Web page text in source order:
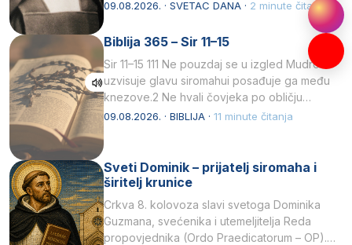
09.08.2026. · SVETAC DANA · 2 minute čitanja
Biblija 365 – Sir 11–15
Sir 11–15 111 Ne pouzdaj se u izgled Mudrost
uzvisuje glavu siromahui posađuje ga među
knezove.2 Ne hvali čovjeka po obličju
njegovui…
09.08.2026. · BIBLIJA · 11 minute čitanja
Sveti Dominik – prijatelj siromaha i
širitelj krunice
Crkva 8. kolovoza slavi svetoga Dominika
Guzmana, svećenika i utemeljitelja Reda
propovjednika (Ordo Praedicatorum – OP).